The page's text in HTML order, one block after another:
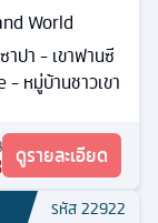
World
ปา - เขาฟานซี
หมู่บ้านชาวเขา
ดูรายละเอียด
รหัส22922